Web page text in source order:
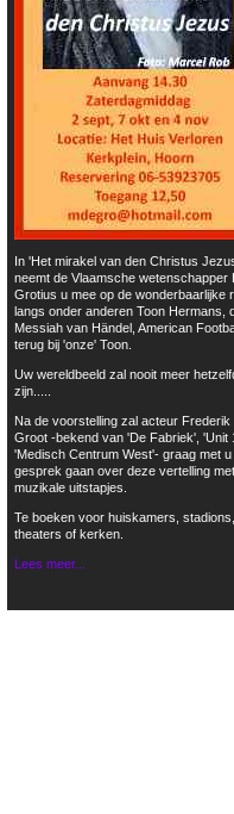
In 'Het mirakel van den Christus
neemt de Vlaamsche wetenschapper
Grotius u mee op de wonderbaarlijke
langs onder anderen Toon Hermans,
Messiah van Händel, American
terug bij 'onze' Toon.
Uw wereldbeeld zal nooit meer
zijn.....
Na de voorstelling zal acteur Frederik
Groot -bekend van 'De Fabriek', 'Unit
'Medisch Centrum West'- graag met u
gesprek gaan over deze vertelling
muzikale uitstapjes.
Te boeken voor huiskamers, stadions,
theaters of kerken.
Lees meer...